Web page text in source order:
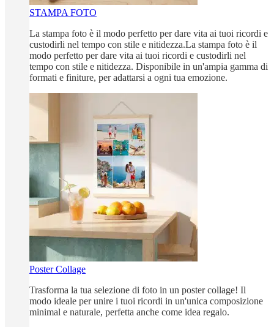
STAMPA FOTO
La stampa foto è il modo perfetto per dare vita ai tuoi ricordi e
custodirli nel tempo con stile e nitidezza.La stampa foto è il
modo perfetto per dare vita ai tuoi ricordi e custodirli nel
tempo con stile e nitidezza. Disponibile in un'ampia gamma di
formati e finiture, per adattarsi a ogni tua emozione.
Poster Collage
Trasforma la tua selezione di foto in un poster collage! Il
modo ideale per unire i tuoi ricordi in un'unica composizione
minimal e naturale, perfetta anche come idea regalo.